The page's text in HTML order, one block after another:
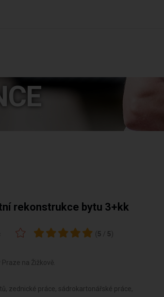
rekonstrukce bytu 3+kk
( 5 / 5)
na Žižkově.
zednické práce, sádrokartonářské práce,